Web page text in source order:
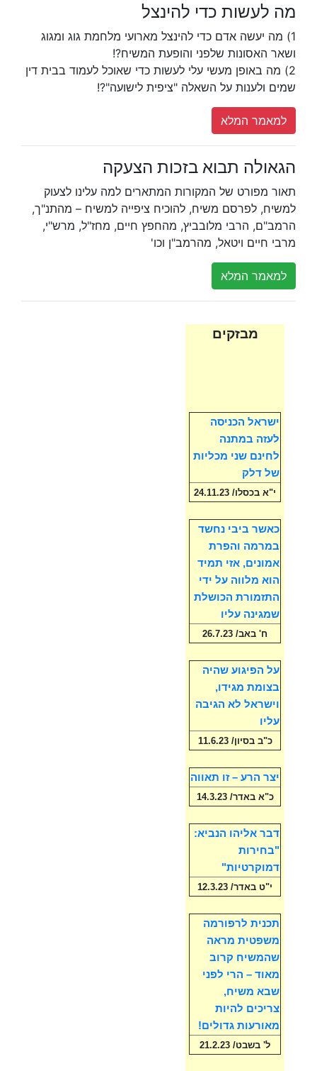
מה לעשות כדי להינצל
1) מה יעשה אדם כדי להינצל מארועי מלחמת גוג ומגוג
ושאר האסונות שלפני והופעת המשיח?!
2) מה באופן מעשי עלי לעשות כדי שאוכל לעמוד בבית דין
שמים ולענות על השאלה "ציפית לישועה"?!
למאמר המלא
הגאולה תבוא בזכות הצעקה
תאור מפורט של המקורות המתארים למה עלינו לצעוק
למשיח, לפרסם משיח, להוכיח ציפייה למשיח – מהתנ"ך,
הרמב"ם, הרבי מלובביץ, מהחפץ חיים, מחז"ל, מרש"י,
מרבי חיים ויטאל, מהרמב"ן וכו'
למאמר המלא
מבזקים
ישראל הכניסה
לעזה במתנה
לחינם שני מכליות
של דלק
י"א בכסלו/ 24.11.23
כאשר ביבי נחשד
במרמה והפרת
אמונים, אזי תמיד
הוא מלווה על ידי
התזמורת הכושלת
שמגינה עליו
ח' באב/ 26.7.23
על הפיגוע שהיה
בצומת מגידו,
וישראל לא הגיבה
עליו
כ"ב בסיון/ 11.6.23
יצר הרע – זו תאווה
כ"א באדר/ 14.3.23
דבר אליהו הנביא:
"בחירות
דמוקרטיות"
י"ט באדר/ 12.3.23
תכנית לרפורמה
משפטית מראה
שהמשיח קרוב
מאוד – הרי לפני
שבא משיח,
צריכים להיות
מאורעות גדולים!
ל' בשבט/ 21.2.23